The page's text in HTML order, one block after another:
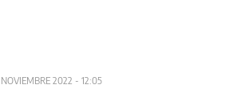
2022 - 12:05